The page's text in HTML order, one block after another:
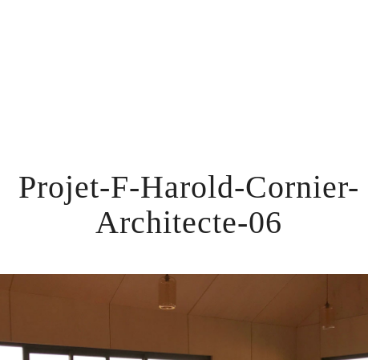
Projet-F-Harold-Cornier-
Architecte-06